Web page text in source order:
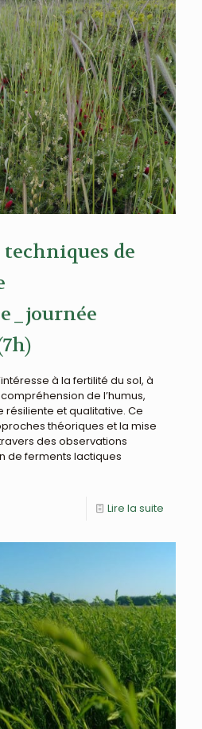
de
à la fertilité du sol, à
de l’humus,
résiliente et qualitative. Ce
théoriques et la mise
des observations
de ferments lactiques
Lire la suite